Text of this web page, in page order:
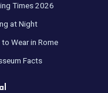
Times 2026
at Night
Wear in Rome
Facts